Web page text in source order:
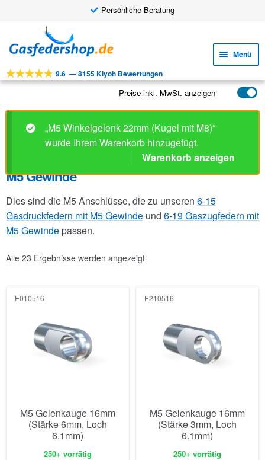
Persönliche Beratung
Navigation
springen
Inhalt
springen
Menü
Werkzeuge
Anwendungen
Kundenservice
FAQ
9.6 —8155 Kiyoh Bewertungen
Preise inkl. MwSt. anzeigen
„M5 Winkelgelenk 22mm (Kugel mit M8)“
wurde Ihrem Warenkorb hinzugefügt.
Warenkorb anzeigen
M5 Gewinde
Dies sind die M5 Anschlüsse, die zu unseren 6-15
Gasdruckfedern mit M5 Gewinde und 6-19 Gaszugfedern mit
M5 Gewinde passen.
Alle 23 Ergebnisse werden angezeigt
E010516
M5 Gelenkauge 16mm
(Stärke 6mm, Loch
6.1mm)
250+ vorrätig
E210516
M5 Gelenkauge 16mm
(Stärke 3mm, Loch
6.1mm)
250+ vorrätig